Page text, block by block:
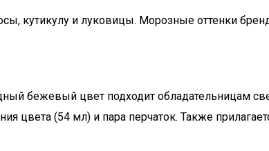
кутикулу и луковицы. Морозные оттенки
бежевый цвет подходит обладательницам
цвета (54 мл) и пара перчаток. Также